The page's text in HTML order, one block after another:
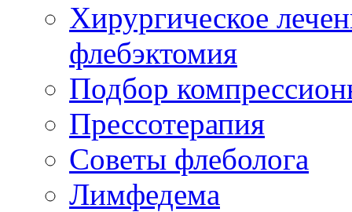
Хирургическое
флебэктомия
Подбор
Прессотерапия
Советы флеболога
Лимфедема